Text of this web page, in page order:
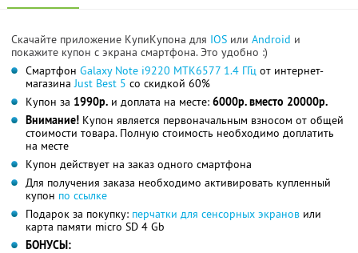
Скачайте приложение КупиКупона для IOS или Android и
покажите купон с экрана смартфона. Это удобно :)
Смартфон Galaxy Note i9220 MTK6577 1.4 ГГц от интернет-
магазинаJust Best 5 со скидкой 60%
Купон за 1990р. и доплата на месте: 6000р. вместо 20000р.
Внимание! Купон является первоначальным взносом от общей
стоимости товара. Полную стоимость необходимо доплатить
на месте
Купон действует на заказ одного смартфона
Для получения заказа необходимо активировать купленный
купон по ссылке
Подарок за покупку: перчатки для сенсорных экранов или
карта памяти micro SD 4 Gb
БОНУСЫ: